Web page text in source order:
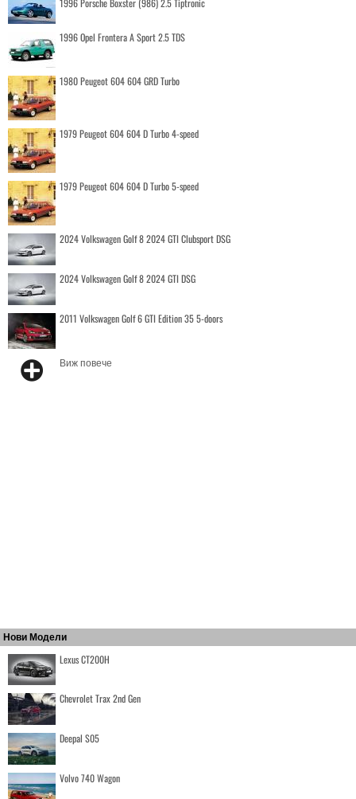
1996 Opel Frontera A Sport 2.5 TDS
1980 Peugeot 604 604 GRD Turbo
1979 Peugeot 604 604 D Turbo 4-speed
1979 Peugeot 604 604 D Turbo 5-speed
2024 Volkswagen Golf 8 2024 GTI Clubsport DSG
2024 Volkswagen Golf 8 2024 GTI DSG
2011 Volkswagen Golf 6 GTI Edition 35 5-doors
Виж повече
Нови Модели
Lexus CT200H
Chevrolet Trax 2nd Gen
Deepal S05
Volvo 740 Wagon